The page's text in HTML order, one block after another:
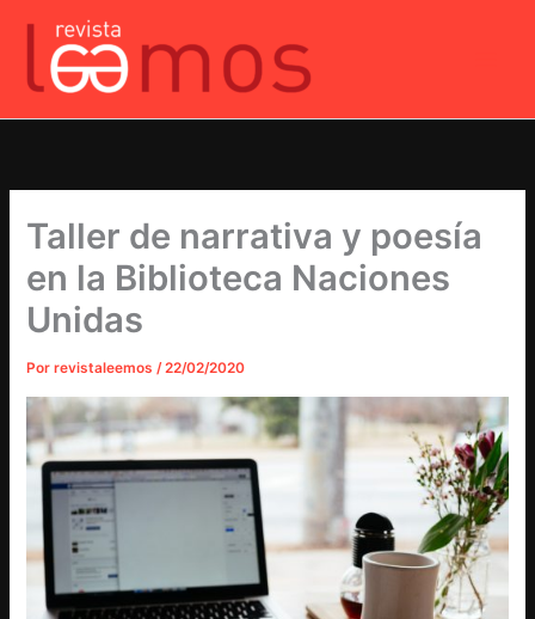
contenido
Taller de narrativa y poesía
en la Biblioteca Naciones
Unidas
Porrevistaleemos/22/02/2020